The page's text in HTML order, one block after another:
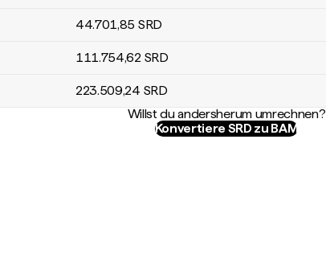
44.701,85 SRD
111.754,62 SRD
223.509,24 SRD
Willst du andersherum umrechnen?
Konvertiere SRD zu BAM